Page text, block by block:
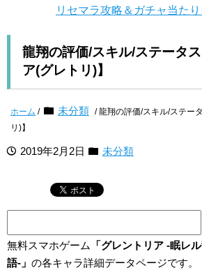
リセマラ攻略＆ガチャ当た
龍翔の評価/スキル/ステータ
ア(グレトリ)】
ホーム / 未分類 / 龍翔の評価/スキル/ステー
リ)】
2019年2月2日 未分類
無料スマホゲーム
「グレントリア -眠レ
語-」 の各キャラ詳細データページです。